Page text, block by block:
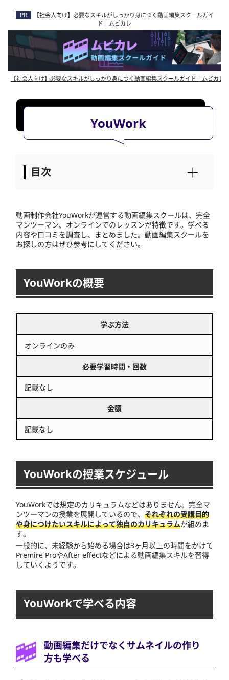
【社会人向け】必要なスキルがしっかり身につく動画編集スクールガイ
ド｜ムビカレ
【社会人向け】必要なスキルがしっかり身につく動画編集スクールガイド｜ムビカレ
YouWork
動画制作会社YouWorkが運営する動画編集スクールは、完全
マンツーマン、オンラインでのレッスンが特徴です。学べる
内容や口コミを調査し、まとめました。動画編集スクールを
お探しの方はぜひ参考にしてください。
YouWorkの概要
学ぶ方法
オンラインのみ
必要学習時間・回数
記載なし
金額
記載なし
YouWorkの授業スケジュール
YouWorkでは規定のカリキュラムなどはありません。完全マ
ンツーマンの授業を展開しているので、 それぞれの受講目的
や身につけたいスキルによって独自のカリキュラムが組めま
す。
一般的に、未経験から始める場合は3ヶ月以上の時間をかけて
Premire ProやAfter effectなどによる動画編集スキルを習得
していくようです。
YouWorkで学べる内容
動画編集だけでなくサムネイルの作り
方も学べる